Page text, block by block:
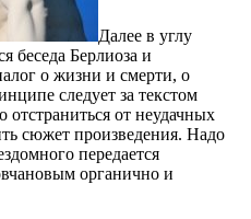
Далее в углу
беседа Берлиоза и
о жизни и смерти, о
следует за текстом
отстраниться от неудачных
сюжет произведения. Надо
передается
органично и